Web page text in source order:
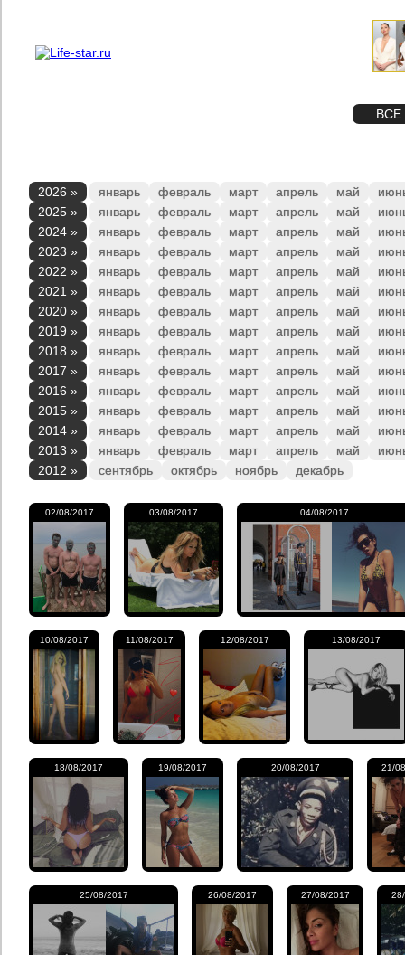
ВСЕ
2026 » январь февраль март апрель май
2025 »
январь февраль март апрель май
2024 »
январь февраль март апрель май
2023 »
январь февраль март апрель май
2022 »
январь февраль март апрель май
2021 »
январь февраль март апрель май
2020 »
январь февраль март апрель май
2019 »
январь февраль март апрель май
2018 »
январь февраль март апрель май
2017 »
январь февраль март апрель май
2016 »
январь февраль март апрель май
2015 »
январь февраль март апрель май
2014 »
январь февраль март апрель май
2013 »
январь февраль март апрель май
2012 »
сентябрь октябрь ноябрь декабрь
02/08/2017 03/08/2017 04/08/2017
10/08/2017 11/08/2017 12/08/2017 13/08/2017
18/08/2017 19/08/2017 20/08/2017 21/
25/08/2017 26/08/2017 27/08/2017